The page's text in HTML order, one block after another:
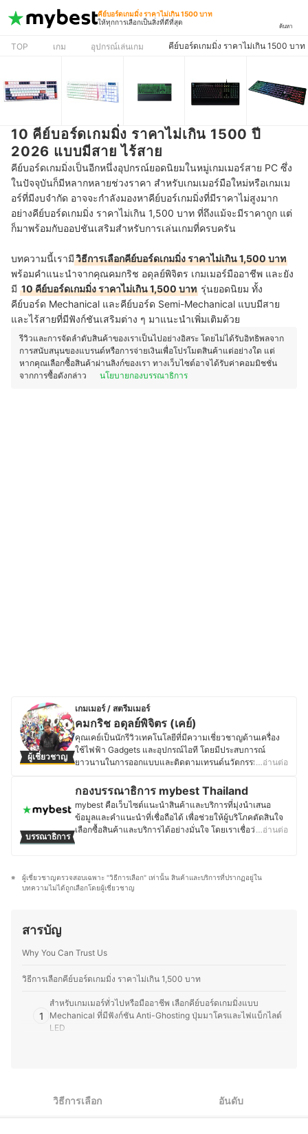
คีย์บอร์ดเกมมิ่ง ราคาไม่เกิน 1500 บาท
ให้ทุกการเลือกเป็นสิ่งที่ดีที่สุด
ค้นหา
TOP เกม อุปกรณ์เล่นเกม คีย์บอร์ดเกมมิ่ง ราคาไม่เกิน 1500 บาท
10 คีย์บอร์ดเกมมิ่ง ราคาไม่เกิน 1500 ปี
2026 แบบมีสาย ไร้สาย
คีย์บอร์ดเกมมิ่งเป็นอีกหนึ่งอุปกรณ์ยอดนิยมในหมู่เกมเมอร์สาย PC ซึ่ง
ในปัจจุบันก็มีหลากหลายช่วงราคา สำหรับเกมเมอร์มือใหม่หรือเกมเม
อร์ที่มีงบจำกัด อาจจะกำลังมองหาคีย์บอร์เกมมิ่งที่มีราคาไม่สูงมาก
อย่างคีย์บอร์ดเกมมิ่ง ราคาไม่เกิน 1,500 บาท ที่ถึงแม้จะมีราคาถูก แต่
ก็มาพร้อมกับออปชันเสริมสำหรับการเล่นเกมที่ครบครัน
บทความนี้เรามีวิธีการเลือกคีย์บอร์ดเกมมิ่ง ราคาไม่เกิน 1,500 บาท
พร้อมคำแนะนำจากคุณคมกริช อดุลย์พิจิตร เกมเมอร์มืออาชีพ และยัง
มี 10 คีย์บอร์ดเกมมิ่ง ราคาไม่เกิน 1,500 บาท รุ่นยอดนิยม ทั้ง
คีย์บอร์ด Mechanical และคีย์บอร์ด Semi-Mechanical แบบมีสาย
และไร้สายที่มีฟังก์ชันเสริมต่าง ๆ มาแนะนำเพิ่มเติมด้วย
รีวิวและการจัดลำดับสินค้าของเราเป็นไปอย่างอิสระ โดยไม่ได้รับอิทธิพลจาก
การสนับสนุนของแบรนด์หรือการจ่ายเงินเพื่อโปรโมตสินค้าแต่อย่างใด แต่
หากคุณเลือกซื้อสินค้าผ่านลิงก์ของเรา ทางเว็บไซต์อาจได้รับค่าคอมมิชชั่น
จากการซื้อดังกล่าว
นโยบายกองบรรณาธิการ
ผู้เชี่ยวชาญ
เกมเมอร์ / สตรีมเมอร์
คมกริช อดุลย์พิจิตร (เคย์)
คุณเคย์เป็นนักรีวิวเทคโนโลยีที่มีความเชี่ยวชาญด้านเครื่อง
ใช้ไฟฟ้า Gadgets และอุปกรณ์ไอที โดยมีประสบการณ์
ยาวนานในการออกแบบและติดตามเทรนด์นวัตกรรมใหม่ ๆ
ซอฟต์แวร์ต่าง ๆ นอกจากเทคโนโลยีแล้ว ยังมีความสนใจใน
เกม โดยปัจจุบันยังเป็นทั้งสตรีมเมอร์และผู้สร้างคอนเทนต์บน
เพจ Blackkat Gamer ซึ่งเน้นเนื้อหาเกี่ยวกับเกมมือถือ
Nintendo Switch และเกม PC อีกทั้งยังมีประสบการณ์ทำงาน
การถ่ายทอดข้อมูลที่เป็นประโยชน์ ทั้งรีวิวอุปกรณ์ไอที เปรียบ
เทียบเครื่องเกม หรืออัปเดตเทรนด์อุตสาหกรรมเกมและ
…อ่านต่อ
บรรณาธิการ
กองบรรณาธิการ mybest Thailand
mybest คือเว็บไซต์แนะนำสินค้าและบริการที่มุ่งนำเสนอ
ข้อมูลและคำแนะนำที่เชื่อถือได้ เพื่อช่วยให้ผู้บริโภคตัดสินใจ
เลือกซื้อสินค้าและบริการได้อย่างมั่นใจ โดยเราเชื่อว่าการ
และเรียบเรียงโดยทีมบรรณาธิการ พร้อมตรวจสอบความถูก
ต้องร่วมกับผู้เชี่ยวชาญในแต่ละหมวดหมู่ เพื่อให้ผู้อ่านได้รับ
เพราะเราเข้าใจว่าความต้องการของผู้บริโภคมีความหลาก
โจทย์การใช้งานในชีวิตประจำวันมากที่สุด
…อ่านต่อ
ผู้เชี่ยวชาญตรวจสอบเฉพาะ "วิธีการเลือก" เท่านั้น สินค้าและบริการที่ปรากฏอยู่ใน
บทความไม่ได้ถูกเลือกโดยผู้เชี่ยวชาญ
สารบัญ
Why You Can Trust Us
วิธีการเลือกคีย์บอร์ดเกมมิ่ง ราคาไม่เกิน 1,500 บาท
1
สำหรับเกมเมอร์ทั่วไปหรือมืออาชีพ เลือกคีย์บอร์ดเกมมิ่งแบบ
Mechanical ที่มีฟังก์ชัน Anti-Ghosting ปุ่มมาโครและไฟแบ็กไลต์
LED
10 คีย์บอร์ดเกมมิ่ง ราคาไม่เกิน 1500 บาท แบบมีสาย ไร้สาย
วิธีการเลือก อันดับ